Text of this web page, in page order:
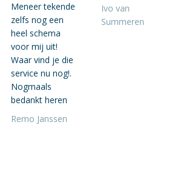
Meneer tekende
zelfs nog een
heel schema
voor mij uit!
Waar vind je die
service nu nog!.
Nogmaals
bedankt heren
Remo Janssen
Ivo van
Summeren